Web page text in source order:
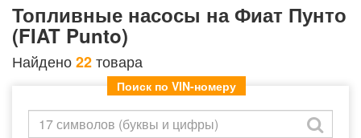
Топливные насосы на Фиат Пунто
(FIAT Punto)
Найдено22товара
Поиск по VIN-номеру